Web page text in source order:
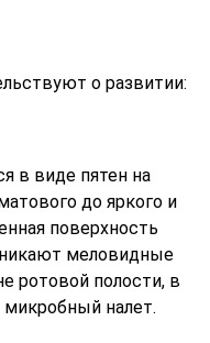
о развитии:
в виде пятен на
до яркого и
поверхность
меловидные
ротовой полости, в
микробный налет.